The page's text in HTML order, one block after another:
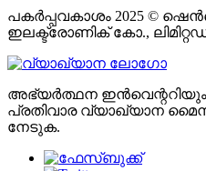
പകർപ്പവകാശം 2025 ©
ഇലക്ട്രോണിക് കോ.,
അഭ്യർത്ഥന ഇൻവെന്ററിയും
പ്രതിവാര വ്യാഖ്യാന
നേടുക.